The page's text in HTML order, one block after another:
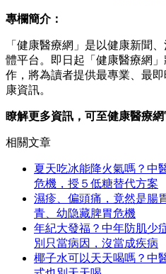
專欄簡介：
「健康醫療網」是以健康新聞
體平台。即日起「健康醫療網
作，將為讀者提供最專業、最
康資訊。
瞭解更多資訊，可至健康醫療
相關文章
夏天吃冰能降火氣嗎？中
危機，授５低糖替代方案
濕疹、偏頭痛，竟然是腸
青、幼隐藏脾胃危機
年紀大發福？中年防肌少
別只當病因，沒當成疾病
椰子水可以天天喝嗎？中